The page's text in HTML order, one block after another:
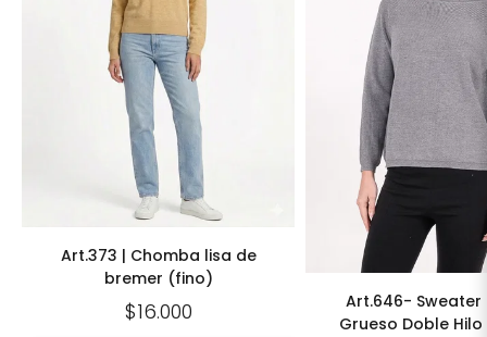
Art.373 | Chomba lisa de
bremer (fino)
$16.000
Art.646- Sweater
Grueso Doble